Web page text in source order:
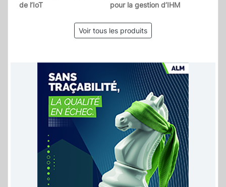
de l’IoT
pour la gestion d’IHM
Voir tous les produits